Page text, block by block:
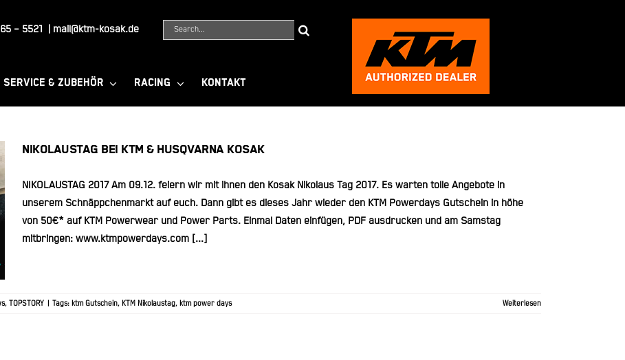
– 5521 mail@ktm-kosak.de
Suche
SERVICE & ZUBEHÖR RACING KONTAKT
NIKOLAUSTAG BEI KTM & HUSQVARNA KOSAK
NIKOLAUSTAG 2017 Am 09.12. feiern wir mit ihnen den Kosak Nikolaus Tag 2017. Es warten tolle Angebote in
unserem Schnäppchenmarkt auf euch. Dann gibt es dieses Jahr wieder den KTM Powerdays Gutschein in höhe
von 50€* auf KTM Powerwear und Power Parts. Einmal Daten einfügen, PDF ausdrucken und am Samstag
mitbringen: www.ktmpowerdays.com [...]
, TOPSTORY Tags: ktm Gutschein, KTM Nikolaustag, ktm power days Weiterlesen